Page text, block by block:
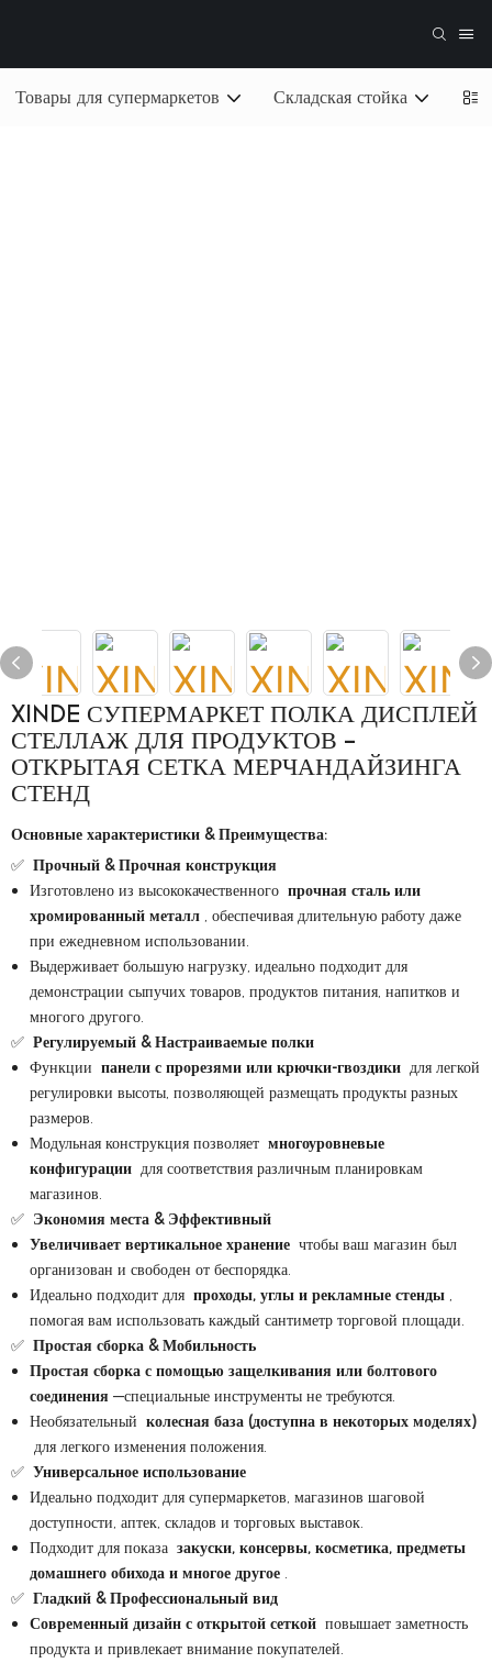
Товары для супермаркетов Складская стойка
XINDE СУПЕРМАРКЕТ ПОЛКА ДИСПЛЕЙ
СТЕЛЛАЖ ДЛЯ ПРОДУКТОВ -
ОТКРЫТАЯ СЕТКА МЕРЧАНДАЙЗИНГА
СТЕНД
Основные характеристики & Преимущества:
✅ Прочный & Прочная конструкция
Изготовлено из высококачественного прочная сталь или
хромированный металл , обеспечивая длительную работу даже
при ежедневном использовании.
Выдерживает большую нагрузку, идеально подходит для
демонстрации сыпучих товаров, продуктов питания, напитков и
многого другого.
✅ Регулируемый & Настраиваемые полки
Функции панели с прорезями или крючки-гвоздики для легкой
регулировки высоты, позволяющей размещать продукты разных
размеров.
Модульная конструкция позволяет многоуровневые
конфигурации для соответствия различным планировкам
магазинов.
✅ Экономия места & Эффективный
Увеличивает вертикальное хранение чтобы ваш магазин был
организован и свободен от беспорядка.
Идеально подходит для проходы, углы и рекламные стенды ,
помогая вам использовать каждый сантиметр торговой площади.
✅ Простая сборка & Мобильность
Простая сборка с помощью защелкивания или болтового
соединения —специальные инструменты не требуются.
Необязательный колесная база (доступна в некоторых моделях)
для легкого изменения положения.
✅ Универсальное использование
Идеально подходит для супермаркетов, магазинов шаговой
доступности, аптек, складов и торговых выставок.
Подходит для показа закуски, консервы, косметика, предметы
домашнего обихода и многое другое .
✅ Гладкий & Профессиональный вид
Современный дизайн с открытой сеткой повышает заметность
продукта и привлекает внимание покупателей.